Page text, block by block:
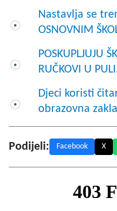
Nastavlja se
OSNOVNIM
POSKUPLJUJU
RUČKOVI U
Djeci koristi
obrazovna
Podijeli: Facebook X